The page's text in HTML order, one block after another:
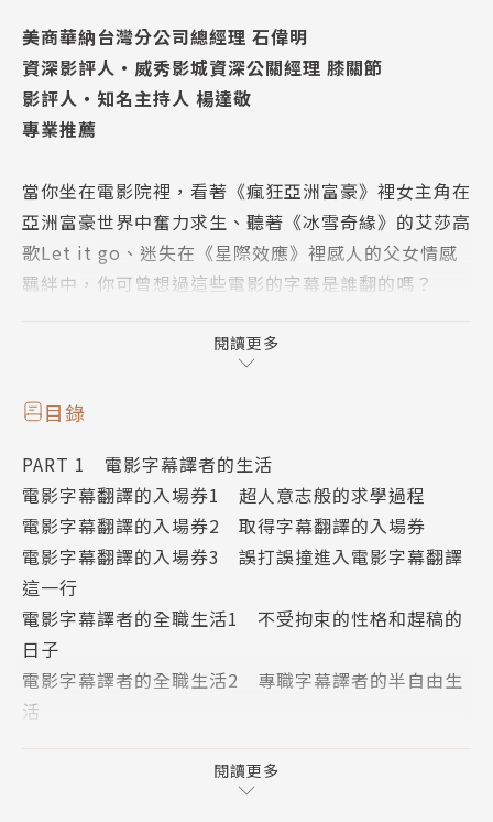
美商華納台灣分公司總經理 石偉明
資深影評人‧威秀影城資深公關經理 膝關節
影評人‧知名主持人 楊達敬
專業推薦
當你坐在電影院裡，看著《瘋狂亞洲富豪》裡女主角在
亞洲富豪世界中奮力求生、聽著《冰雪奇緣》的艾莎高
歌Let it go、迷失在《星際效應》裡感人的父女情感
羈絆中，你可曾想過這些電影的字幕是誰翻的嗎？
或者說，你曾經想過電影字幕翻譯也是一種職業嗎？在
家上網接案工作，不用出門打卡上班，平常還可以免費
去電影院看試片，這麼夢幻的工作，你有心動想踏進來
本書作者是電影界的資深翻譯師，十多年來經手的電影
近600部，作品涵蓋各種影片類型，從《不可能的任
務：鬼影行動》、《星際效應》、《黑魔女：沉睡魔
咒》、《007空降危機》等商業大片，到《冰雪奇
緣》、《送子鳥》等動畫片，到《醉後大丈夫》、《高
年級實習生》等喜劇片，每年平均翻譯的外片多達50
部。
作者將從事這一行十多年來的甘苦化作文字寫進本書
的讀者，能一窺這個工作的內幕。除此之外，作者更大
閱讀更多
目錄
PART 1 電影字幕譯者的生活
電影字幕翻譯的入場券1 超人意志般的求學過程
電影字幕翻譯的入場券2 取得字幕翻譯的入場券
電影字幕翻譯的入場券3 誤打誤撞進入電影字幕翻譯
這一行
電影字幕譯者的全職生活1 不受拘束的性格和趕稿的
日子
電影字幕譯者的全職生活2 專職字幕譯者的半自由生
活
電影字幕譯者的全職生活4 電影字幕翻譯甘苦談
閱讀更多